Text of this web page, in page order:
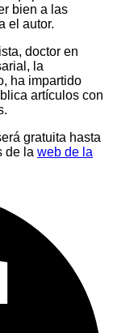
bien a las
el autor.
doctor en
la
ha impartido
artículos con
gratuita hasta
de la web de la